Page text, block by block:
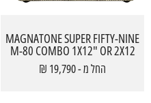
MAGNATONE SUPER FIFTY-NINE
M-80 COMBO 1X12" OR 2X12
החל מ - 19,790 ₪